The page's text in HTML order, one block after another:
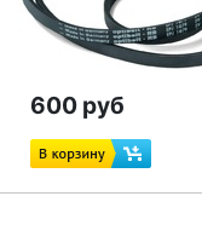
600 руб